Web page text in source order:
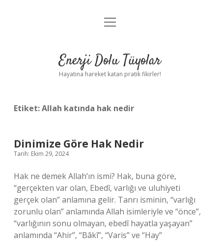
Anasayfa
Yasal Uyarı
menüyü
Enerji Dolu Tüyolar
Hayatına hareket katan pratik fikirler!
Etiket:Allah katında hak nedir
Dinimize Göre Hak Nedir
Tarih: Ekim 29, 2024
Hak ne demek Allah’ın ismi? Hak, buna göre,
“gerçekten var olan, Ebedî, varlığı ve uluhiyeti
gerçek olan” anlamına gelir. Tanrı isminin, “varlığı
zorunlu olan” anlamında Allah isimleriyle ve “önce”,
“varlığının sonu olmayan, ebedî hayatla yaşayan”
anlamında “Ahir”, “Bâkî”, “Varis” ve “Hay”